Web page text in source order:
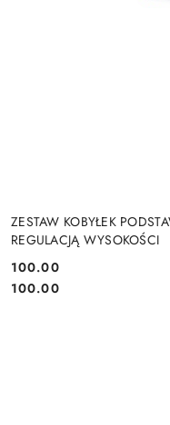
ZESTAW KOBYŁEK
REGULACJĄ WYSOKOŚCI
Cena:
100.00
Cena:
100.00